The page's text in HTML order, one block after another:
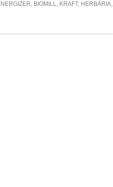
BIOMILL, KRAFT, HERBÁRIA,